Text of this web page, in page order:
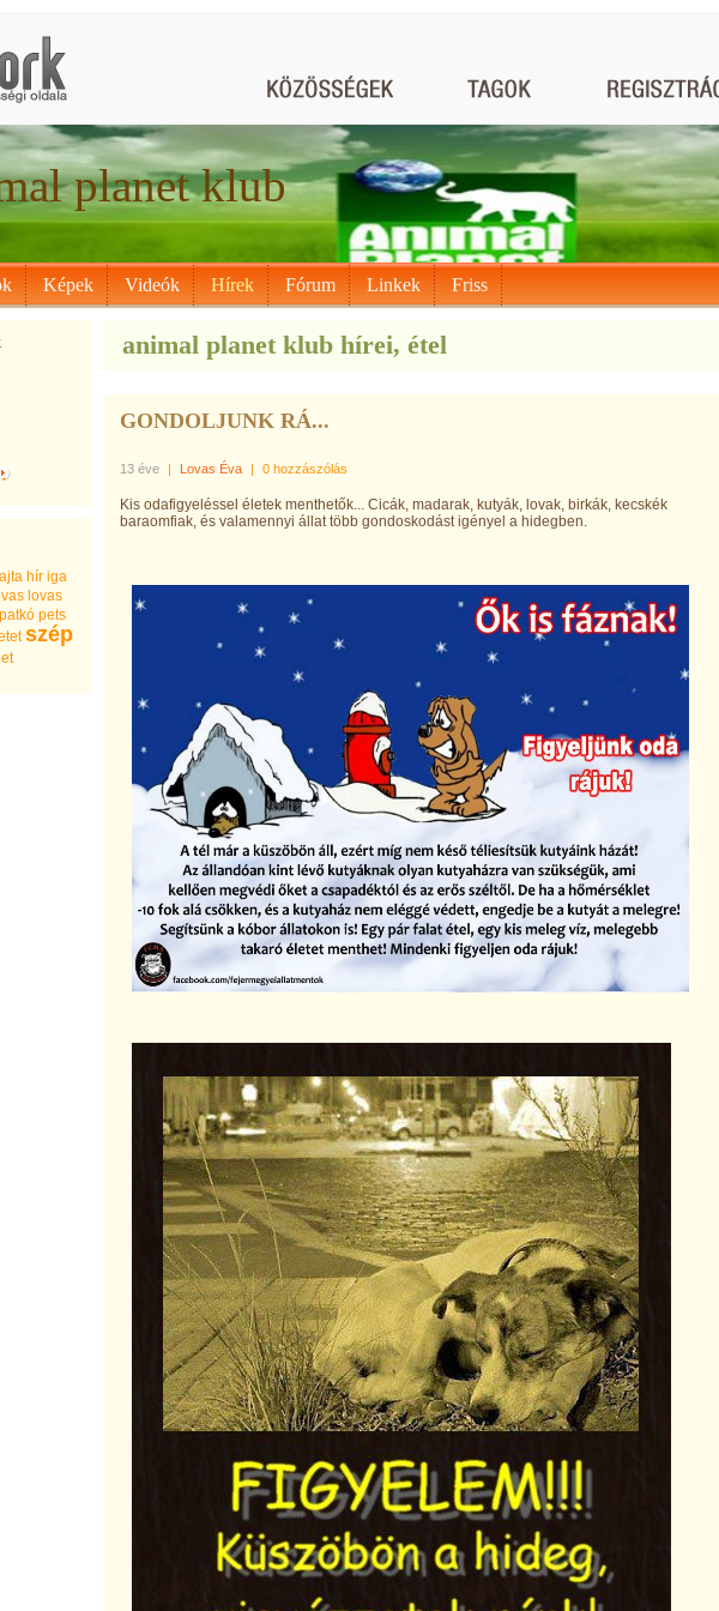
planet klub
Képek Videók Hírek Fórum Linkek Friss
hír iga
lovas
patkó pets
szép
animal planet klub hírei, étel
GONDOLJUNK RÁ...
13 éve | Lovas Éva | 0 hozzászólás
Kis odafigyeléssel életek menthetők... Cicák, madarak, kutyák, lovak, birkák, kecskék
baraomfiak, és valamennyi állat több gondoskodást igényel a hidegben.